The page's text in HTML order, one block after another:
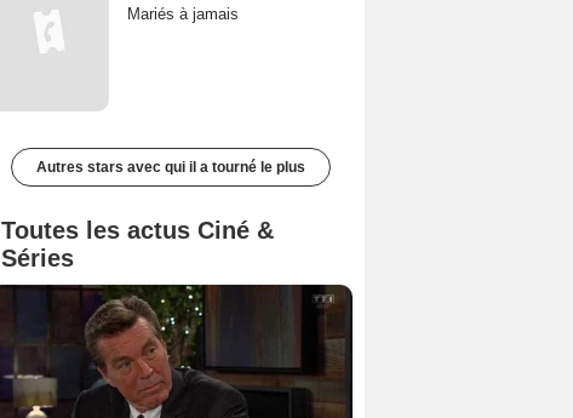
Mariés à jamais
Autres stars avec qui il a tourné le plus
Toutes les actus Ciné &
Séries